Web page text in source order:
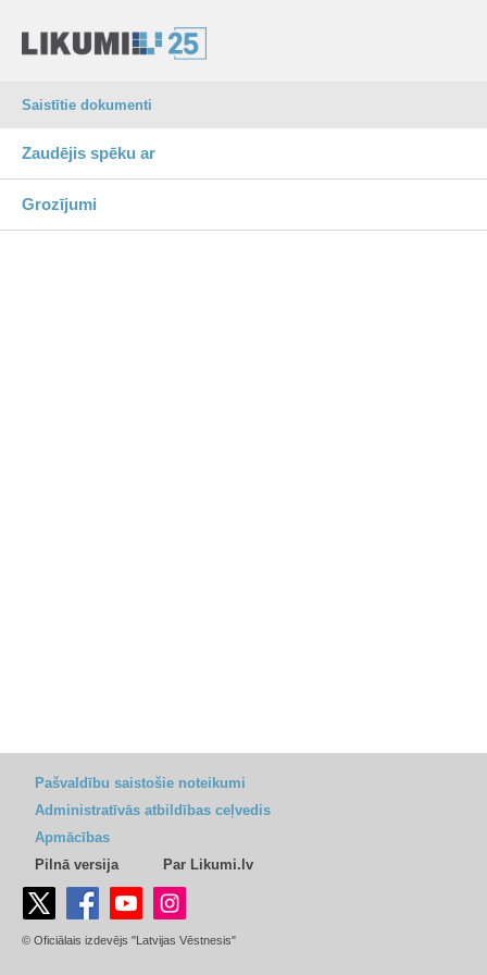
Saistītie dokumenti
Zaudējis spēku ar
Grozījumi
Pašvaldību saistošie noteikumi
Administratīvās atbildības ceļvedis
Apmācības
Pilnā versija
Par Likumi.lv
© Oficiālais izdevējs "Latvijas Vēstnesis"